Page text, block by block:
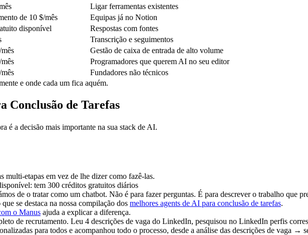
Ligar ferramentas existentes
de 10 $/mês
Equipas já no Notion
disponível
Respostas com fontes
Transcrição e seguimentos
Gestão de caixa de entrada de alto volume
Programadores que querem AI no seu editor
Fundadores não técnicos
e onde cada um fica aquém.
Conclusão de Tarefas
é a decisão mais importante na sua stack de AI.
multi-etapas em vez de lhe dizer como fazê-las.
tem 300 créditos gratuitos diários
de o tratar como um chatbot. Não é para fazer perguntas. É para descrever o trabalho que
se destaca na nossa compilação dos melhores agents de AI para conclusão de tarefas.
o Manus ajuda a explicar a diferença.
de recrutamento. Leu 4 descrições de vaga do LinkedIn, pesquisou no LinkedIn perfis
para todos e acompanhou todo o processo, desde a análise das descrições de vaga